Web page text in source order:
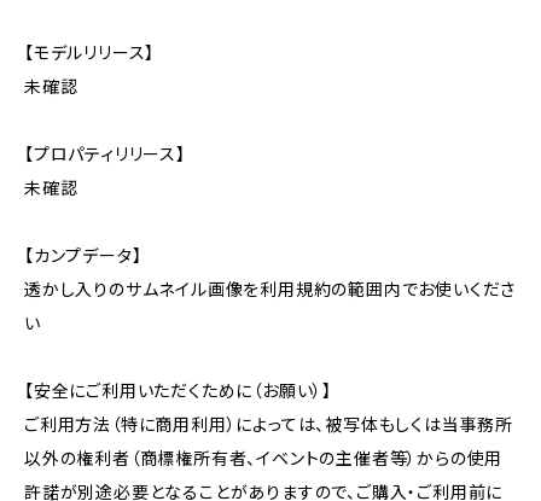
【モデルリリース】
未確認
【プロパティリリース】
未確認
【カンプデータ】
透かし入りのサムネイル画像を利用規約の範囲内でお使いくださ
い
【安全にご利用いただくために（お願い）】
ご利用方法（特に商用利用）によっては、被写体もしくは当事務所
以外の権利者（商標権所有者、イベントの主催者等）からの使用
許諾が別途必要となることがありますので、ご購入・ご利用前に